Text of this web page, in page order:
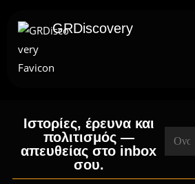
GRDiscovery
Ιστορίες, έρευνα και
πολιτισμός —
απευθείας στο inbox
σου.